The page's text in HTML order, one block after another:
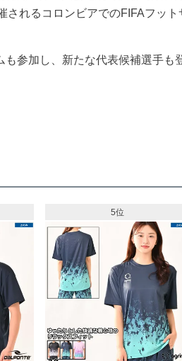
されるコロンビアでのFIFAフット
参加し、新たな代表候補選手も
5位